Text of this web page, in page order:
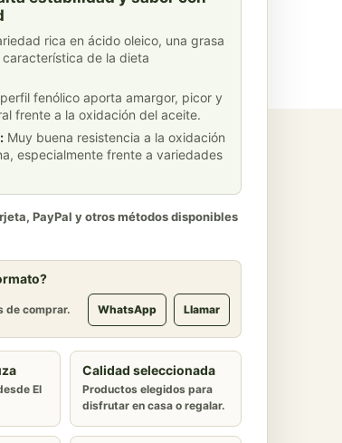
rica en ácido oleico, una grasa
de la dieta
fenólico aporta amargor, picor y
frente a la oxidación del aceite.
Muy buena resistencia a la oxidación
especialmente frente a variedades
PayPal y otros métodos disponibles
de comprar. WhatsApp Llamar
El
Calidad seleccionada
Productos elegidos para
disfrutar en casa o regalar.